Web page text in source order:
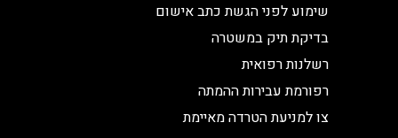
שימוע לפני הגשת כתב אישום
בדיקת תיק במשטרה
רשלנות רפואית
רפורמת עבירות ההמתה
צו למניעת הטרדה מאיימת